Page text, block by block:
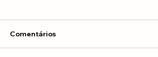
Comentários